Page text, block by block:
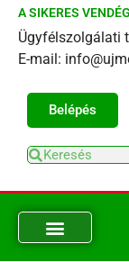
A SIKERES
Ügyfélszolgálati
E-mail:
Belépés